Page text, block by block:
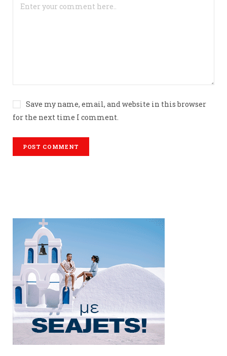
Save my name, email, and website in this browser
for the next time I comment.